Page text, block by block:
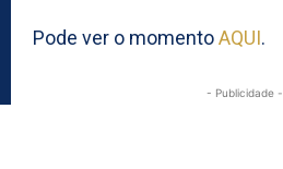
Pode ver o momentoAQUI.
- Publicidade -